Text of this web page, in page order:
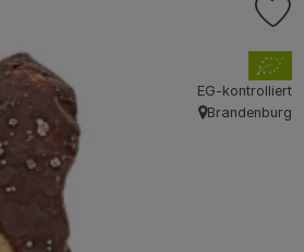
, Verband:
EG-kontrolliert
, Herkunft:
Brandenburg